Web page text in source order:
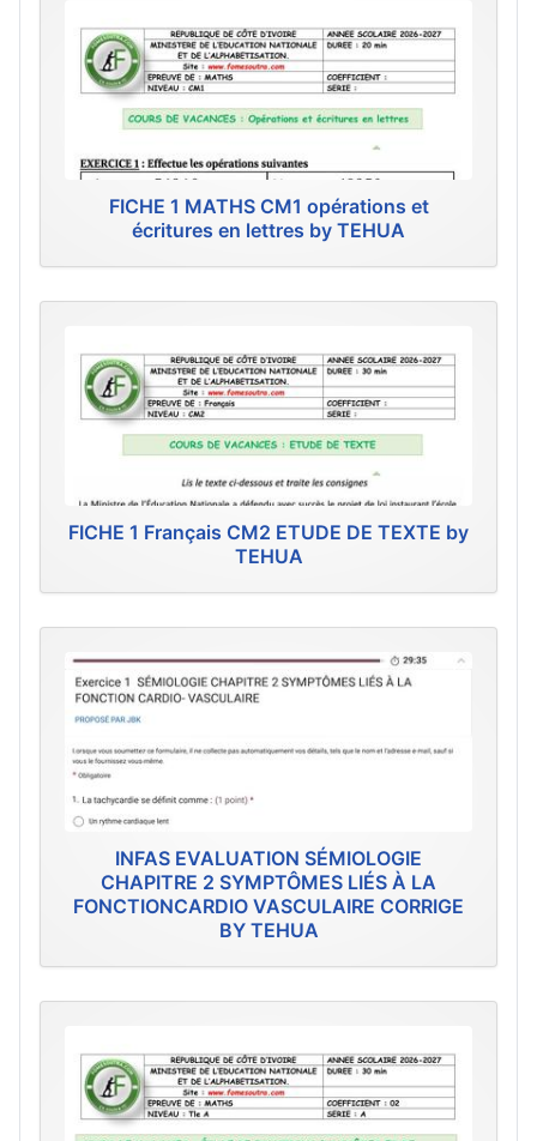
FICHE 1 MATHS CM1 opérations et
écritures en lettres by TEHUA
FICHE 1 Français CM2 ETUDE DE TEXTE by
TEHUA
INFAS EVALUATION SÉMIOLOGIE
CHAPITRE 2 SYMPTÔMES LIÉS À LA
FONCTIONCARDIO VASCULAIRE CORRIGE
BY TEHUA